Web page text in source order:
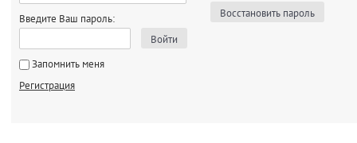
Введите Ваш пароль:
Войти
Запомнить меня
Регистрация
Восстановить пароль